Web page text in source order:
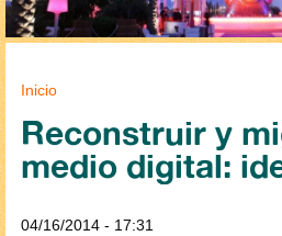
Se encuentra usted
Inicio
Reconstruir y
medio digital:
04/16/2014 - 17:31